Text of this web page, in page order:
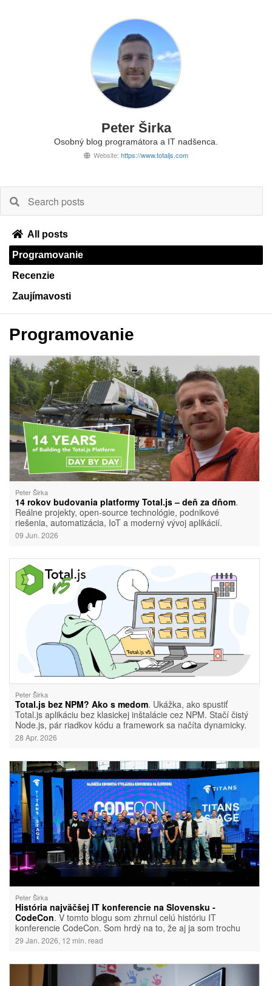
Peter Širka
Osobný blog programátora a IT nadšenca.
Website: https://www.totaljs.com
All posts
Programovanie
Recenzie
Zaujímavosti
Programovanie
Peter Širka
14 rokov budovania platformy Total.js – deň za dňom.
Reálne projekty, open-source technológie, podnikové
riešenia, automatizácia, IoT a moderný vývoj aplikácií.
09 Jun. 2026
Peter Širka
Total.js bez NPM? Ako s medom. Ukážka, ako spustiť
Total.js aplikáciu bez klasickej inštalácie cez NPM. Stačí čistý
Node.js, pár riadkov kódu a framework sa načíta dynamicky.
28 Apr. 2026
Peter Širka
História najväčšej IT konferencie na Slovensku -
CodeCon. V tomto blogu som zhrnul celú históriu IT
konferencie CodeCon. Som hrdý na to, že aj ja som trochu
prispel k rozvoju IT na Slovensku.
29 Jan. 2026, 12 min. read